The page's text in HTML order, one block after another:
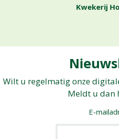
Kwekerij
Wilt u regelmatig onze
Meldt u dan
E-